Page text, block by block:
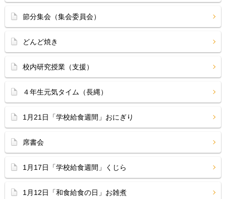
節分集会（集会委員会）
どんど焼き
校内研究授業（支援）
４年生元気タイム（長縄）
1月21日「学校給食週間」おにぎり
席書会
1月17日「学校給食週間」くじら
1月12日「和食給食の日」お雑煮